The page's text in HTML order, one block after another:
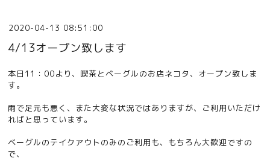
2020-04-13 08:51:00
4/13オープン致します
本日11：00より、喫茶とベーグルのお店ネコタ、オープン致しま
す。
雨で足元も悪く、また大変な状況ではありますが、ご利用いただけ
ればと思っています。
ベーグルのテイクアウトのみのご利用も、もちろん大歓迎ですの
で、